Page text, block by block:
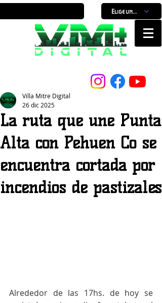
Elige un horario
La ruta que une Punta
Alta con Pehuen Co se
encuentra cortada por
incendios de pastizales
Villa Mitre Digital
26 dic 2025
Alrededor de las 17hs. de hoy se